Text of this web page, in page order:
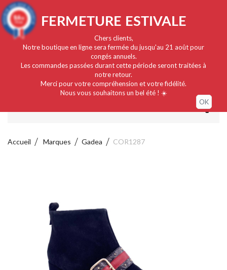
Français
FERMETURE ESTIVALE
Chers clients,
Notre boutique en ligne sera fermée du jusqu'au 21 août pour
congés annuels.
Les commandes passées durant cette période seront traitées à
notre retour.
Merci pour votre compréhension et votre fidélité.
Nous vous souhaitons un bel été ! ☀️
OK
Accueil Marques Gadea COR1287
9.4/10